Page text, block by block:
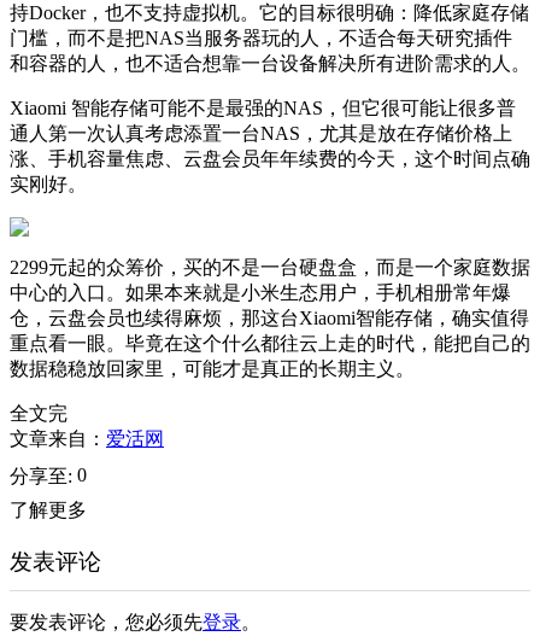
持Docker，也不支持虚拟机。它的目标很明确：降低家庭存储
门槛，而不是把NAS当服务器玩的人，不适合每天研究插件
和容器的人，也不适合想靠一台设备解决所有进阶需求的人。
Xiaomi 智能存储可能不是最强的NAS，但它很可能让很多普
通人第一次认真考虑添置一台NAS，尤其是放在存储价格上
涨、手机容量焦虑、云盘会员年年续费的今天，这个时间点确
实刚好。
2299元起的众筹价，买的不是一台硬盘盒，而是一个家庭数据
中心的入口。如果本来就是小米生态用户，手机相册常年爆
仓，云盘会员也续得麻烦，那这台Xiaomi智能存储，确实值得
重点看一眼。毕竟在这个什么都往云上走的时代，能把自己的
数据稳稳放回家里，可能才是真正的长期主义。
全文完
文章来自： 爱活网
分享至: 0
了解更多
发表评论
要发表评论，您必须先登录。